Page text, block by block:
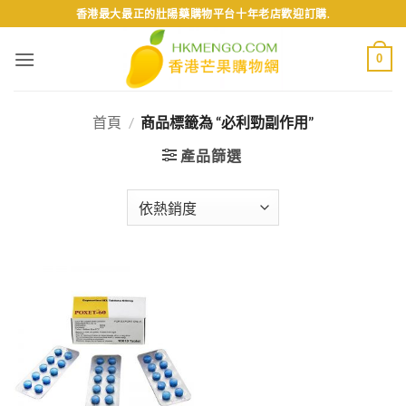
to
content
香港最大最正的壯陽藥購物平台十年老店歡迎訂購.
0
首頁 / 商品標籤為 “必利勁副作用”
產品篩選